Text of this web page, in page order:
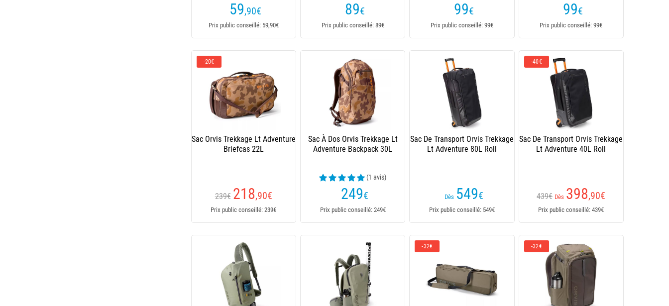
59,90€
Prix public conseillé: 59,90€
89€
Prix public conseillé: 89€
99€
Prix public conseillé: 99€
99€
Prix public conseillé: 99€
-20€
Sac Orvis Trekkage Lt Adventure
Briefcas 22L
239€ 218,90€
Prix public conseillé: 239€
Sac À Dos Orvis Trekkage Lt
Adventure Backpack 30L
(1 avis)
249€
Prix public conseillé: 249€
Sac De Transport Orvis Trekkage
Lt Adventure 80L Roll
Dès 549€
Prix public conseillé: 549€
-40€
Sac De Transport Orvis Trekkage
Lt Adventure 40L Roll
439€ Dès 398,90€
Prix public conseillé: 439€
-32€ -32€